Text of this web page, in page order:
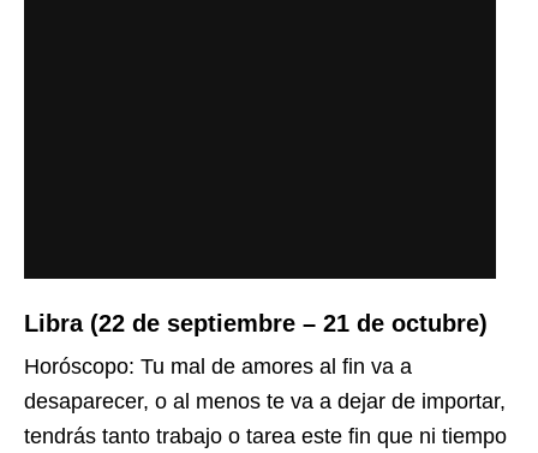
Libra (22 de septiembre – 21 de octubre)
Horóscopo: Tu mal de amores al fin va a
desaparecer, o al menos te va a dejar de importar,
tendrás tanto trabajo o tarea este fin que ni tiempo